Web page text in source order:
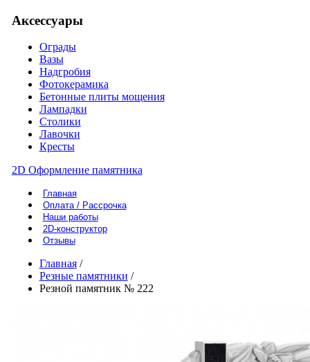
Аксессуары
Ограды
Вазы
Надгробия
Фотокерамика
Бетонные плиты мощения
Лампадки
Столики
Лавочки
Кресты
2D Оформление памятника
Главная
Оплата / Рассрочка
Наши работы
2D-конструктор
Отзывы
Главная /
Резные памятники /
Резной памятник № 222